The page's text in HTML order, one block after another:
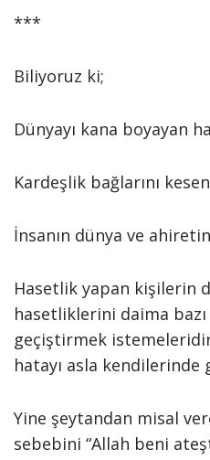
***
Biliyoruz ki;
Dünyayı kana boyayan
Kardeşlik bağlarını
İnsanın dünya ve
Hasetlik yapan kişilerin
hasetliklerini daima
geçiştirmek
hatayı asla
Yine şeytandan misal
sebebini “Allah beni